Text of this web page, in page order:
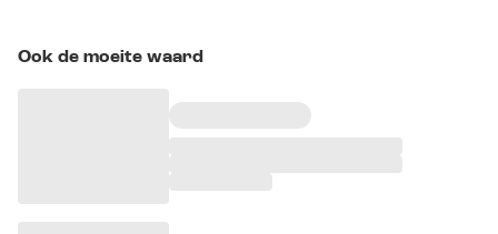
Ook de moeite waard